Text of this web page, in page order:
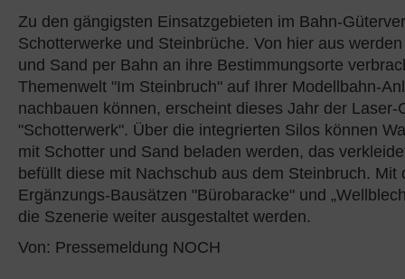
Zu den gängigsten Einsatzgebieten im Bahn-
Schotterwerke und Steinbrüche. Von hier aus
und Sand per Bahn an ihre Bestimmungsorte
Themenwelt "Im Steinbruch" auf Ihrer Modellbahn-
nachbauen können, erscheint dieses Jahr der Laser-
"Schotterwerk". Über die integrierten Silos können
mit Schotter und Sand beladen werden, das
befüllt diese mit Nachschub aus dem Steinbruch. Mit
Ergänzungs-Bausätzen "Bürobaracke" und
die Szenerie weiter ausgestaltet werden.
Von: Pressemeldung NOCH